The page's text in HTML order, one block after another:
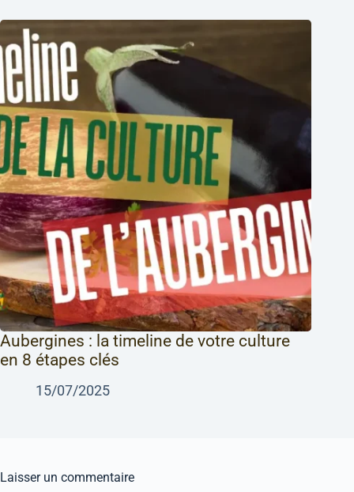
Aubergines : la timeline de votre culture
en 8 étapes clés
15/07/2025
Laisser un commentaire